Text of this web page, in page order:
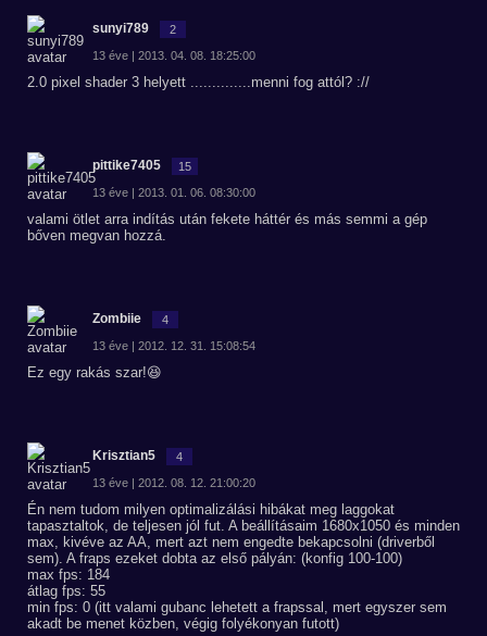
sunyi789 2
13 éve | 2013. 04. 08. 18:25:00
2.0 pixel shader 3 helyett ..............menni fog attól? ://
pittike7405 15
13 éve | 2013. 01. 06. 08:30:00
valami ötlet arra indítás után fekete háttér és más semmi a gép
bőven megvan hozzá.
Zombiie 4
13 éve | 2012. 12. 31. 15:08:54
Ez egy rakás szar!😆
Krisztian5 4
13 éve | 2012. 08. 12. 21:00:20
Én nem tudom milyen optimalizálási hibákat meg laggokat
tapasztaltok, de teljesen jól fut. A beállításaim 1680x1050 és minden
max, kivéve az AA, mert azt nem engedte bekapcsolni (driverből
sem). A fraps ezeket dobta az első pályán: (konfig 100-100)
max fps: 184
átlag fps: 55
min fps: 0 (itt valami gubanc lehetett a frapssal, mert egyszer sem
akadt be menet közben, végig folyékonyan futott)